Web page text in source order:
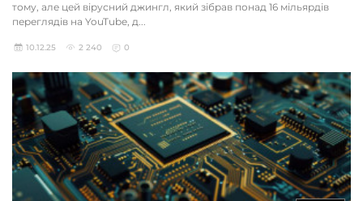
тому, але цей вірусний джингл, який зібрав понад 16 мільярдів
переглядів на YouTube, д...
10.12.25 2 240 0